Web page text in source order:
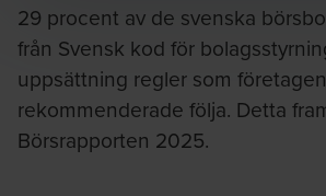
29 procent av de svenska
från Svensk kod för
uppsättning regler som
rekommenderade följa. Detta
Börsrapporten 2025.
Jörgen Lövgren
Auktoriserad revisor / Director